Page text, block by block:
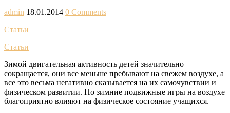
admin 18.01.2014 0 Comments
Статьи
Статьи
Зимой двигательная активность детей значительно
сокращается, они все меньше пребывают на свежем воздухе, а
все это весьма негативно сказывается на их самочувствии и
физическом развитии. Но зимние подвижные игры на воздухе
благоприятно влияют на физическое состояние учащихся.